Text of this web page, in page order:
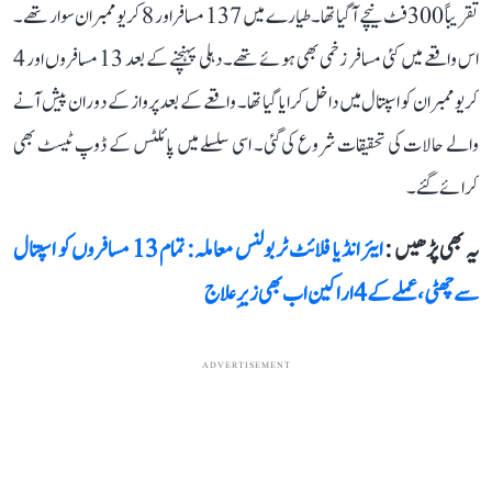
تقریباً 300 فٹ نیچے آگیا تھا۔ طیارے میں 137 مسافر اور 8 کریو ممبران سوار تھے۔
اس واقعے میں کئی مسافر زخمی بھی ہوئے تھے۔ دہلی پہنچنے کے بعد 13 مسافروں اور 4
کریو ممبران کو اسپتال میں داخل کرایا گیا تھا۔ واقعے کے بعد پرواز کے دوران پیش آنے
والے حالات کی تحقیقات شروع کی گئی۔ اسی سلسلے میں پائلٹس کے ڈوپ ٹیسٹ بھی
کرائے گئے۔
یہ بھی پڑھیں :
ایئر انڈیا فلائٹ ٹربولنس معاملہ: تمام 13 مسافروں کو اسپتال
سے چھٹی، عملے کے 4 اراکین اب بھی زیرِ علاج
ADVERTISEMENT